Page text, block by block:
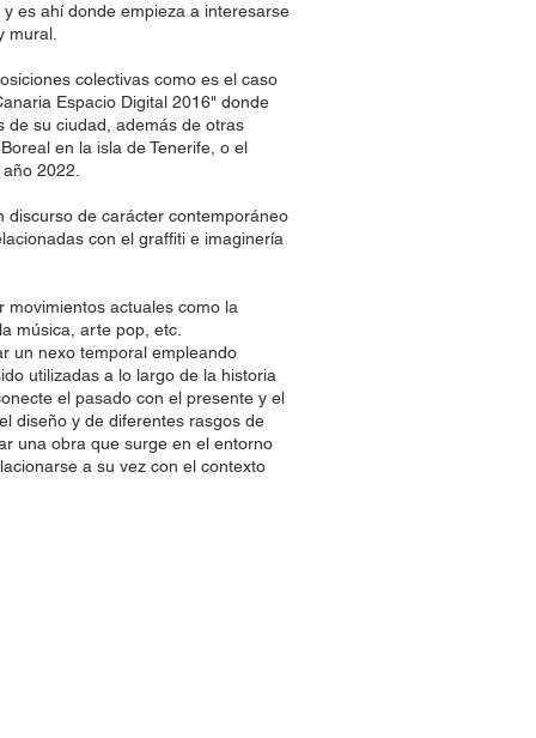
es ahí donde empieza a interesarse
mural.
colectivas como es el caso
Espacio Digital 2016" donde
de su ciudad, además de otras
en la isla de Tenerife, o el
2022.
discurso de carácter contemporáneo
con el graffiti e imaginería
movimientos actuales como la
música, arte pop, etc.
un nexo temporal empleando
utilizadas a lo largo de la historia
el pasado con el presente y el
diseño y de diferentes rasgos de
una obra que surge en el entorno
a su vez con el contexto